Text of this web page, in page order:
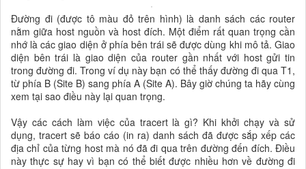
Đường đi (được tô màu đỏ trên hình) là danh sách các router
nằm giữa host nguồn và host đích. Một điểm rất quan trọng cần
nhớ là các giao diện ở phía bên trái sẽ được dùng khi mô tả. Giao
diện bên trái là giao diện của router gần nhất với host gửi tin
trong đường đi. Trong ví dụ này bạn có thể thấy đường đi qua T1,
từ phía B (Site B) sang phía A (Site A). Bây giờ chúng ta hãy cùng
xem tại sao điều này lại quan trọng.
Vậy các cách làm việc của tracert là gì? Khi khởi chạy và sử
dụng, tracert sẽ báo cáo (in ra) danh sách đã được sắp xếp các
địa chỉ của từng host mà nó đã đi qua trên đường đến đích. Điều
này thực sự hay vì bạn có thể biết được nhiều hơn về đường đi